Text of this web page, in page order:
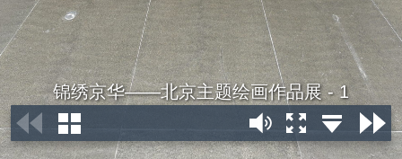
锦绣京华——北京主题绘画作品展 - 1